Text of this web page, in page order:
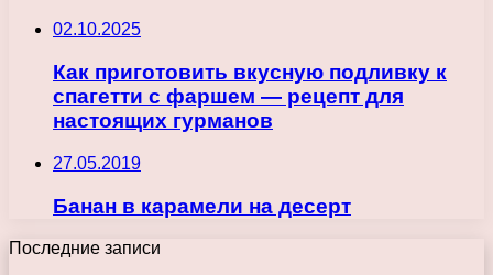
02.10.2025
Как приготовить вкусную подливку к
спагетти с фаршем — рецепт для
настоящих гурманов
27.05.2019
Банан в карамели на десерт
Последние записи